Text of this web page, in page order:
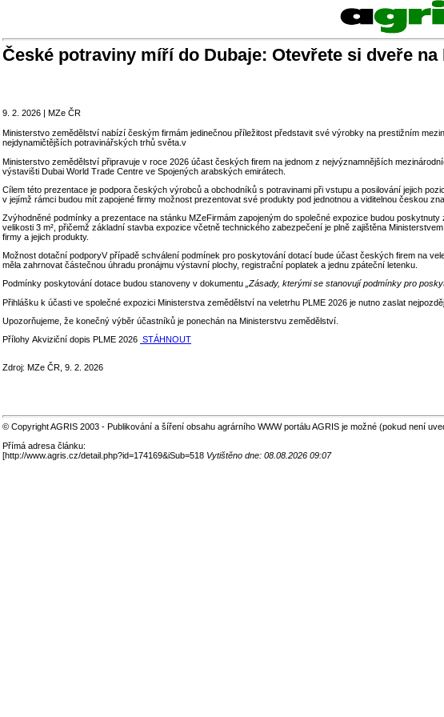
České potraviny míří do Dubaje: Otevřete si dveře
9. 2. 2026 | MZe ČR
Ministerstvo zemědělství nabízí českým firmám jedinečnou příležitost představit své výrobky na prestižním
nejdynamičtějších potravinářských trhů světa.v
Ministerstvo zemědělství připravuje v roce 2026 účast českých firem na jednom z nejvýznamnějších
výstavišti Dubai World Trade Centre ve Spojených arabských emirátech.
Cílem této prezentace je podpora českých výrobců a obchodníků s potravinami při vstupu a posilování jejich
v jejímž rámci budou mít zapojené firmy možnost prezentovat své produkty pod jednotnou a viditelnou českou
Zvýhodněné podmínky a prezentace na stánku MZeFirmám zapojeným do společné expozice budou
velikosti 3 m², přičemž základní stavba expozice včetně technického zabezpečení je plně zajištěna
firmy a jejich produkty.
Možnost dotační podporyV případě schválení podmínek pro poskytování dotací bude účast českých firem na
měla zahrnovat částečnou úhradu pronájmu výstavní plochy, registrační poplatek a jednu zpáteční letenku.
Podmínky poskytování dotace budou stanoveny v dokumentu „Zásady, kterými se stanovují podmínky pro
Přihlášku k účasti ve společné expozici Ministerstva zemědělství na veletrhu PLME 2026 je nutno zaslat
Upozorňujeme, že konečný výběr účastníků je ponechán na Ministerstvu zemědělství.
Přílohy Akviziční dopis PLME 2026 STÁHNOUT
Zdroj: MZe ČR, 9. 2. 2026
© Copyright AGRIS 2003 - Publikování a šíření obsahu agrárního WWW portálu AGRIS je možné (pokud není
Přímá adresa článku:
[http://www.agris.cz/detail.php?id=174169&iSub=518 Vytištěno dne: 08.08.2026 09:07